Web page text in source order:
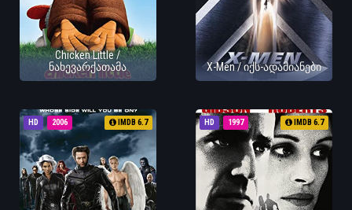
Chicken Little /
ნახევარქათამა
X-Men / იქს-ადამიანები
HD 2006 IMDB 6.7 HD 1997 IMDB 6.7